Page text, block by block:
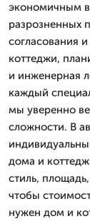
экономичным в
разрозненных
согласования
коттеджи,
и инженерная
каждый
мы уверенно
сложности. В
дома и
стиль,
чтобы
нужен дом и